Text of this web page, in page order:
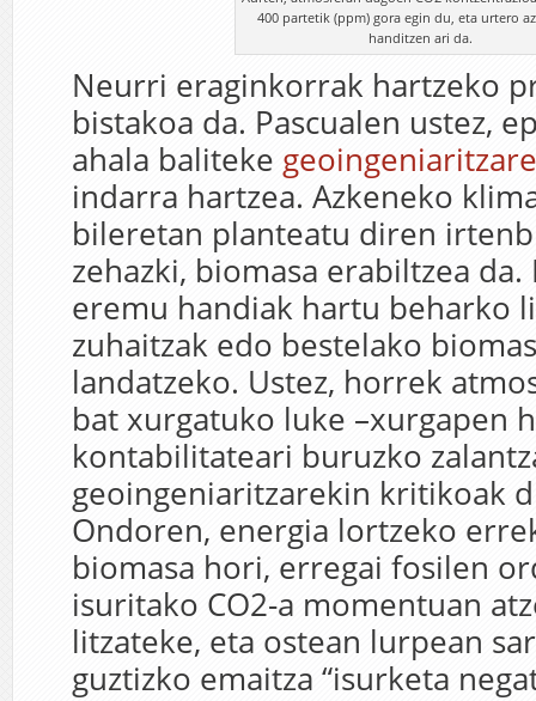
400 partetik (ppm) gora egin du, eta urtero
handitzen ari da.
Neurri eraginkorrak hartzeko
bistakoa da. Pascualen ustez,
ahala baliteke
indarra hartzea. Azkeneko
bileretan planteatu diren
zehazki, biomasa erabiltzea
eremu handiak hartu beharko
zuhaitzak edo bestelako
landatzeko. Ustez, horrek
bat xurgatuko luke –xurgapen
kontabilitateari buruzko
geoingeniaritzarekin kritikoak
Ondoren, energia lortzeko
biomasa hori, erregai fosilen
isuritako CO2-a momentuan
litzateke, eta ostean lurpean
guztizko emaitza “isurketa